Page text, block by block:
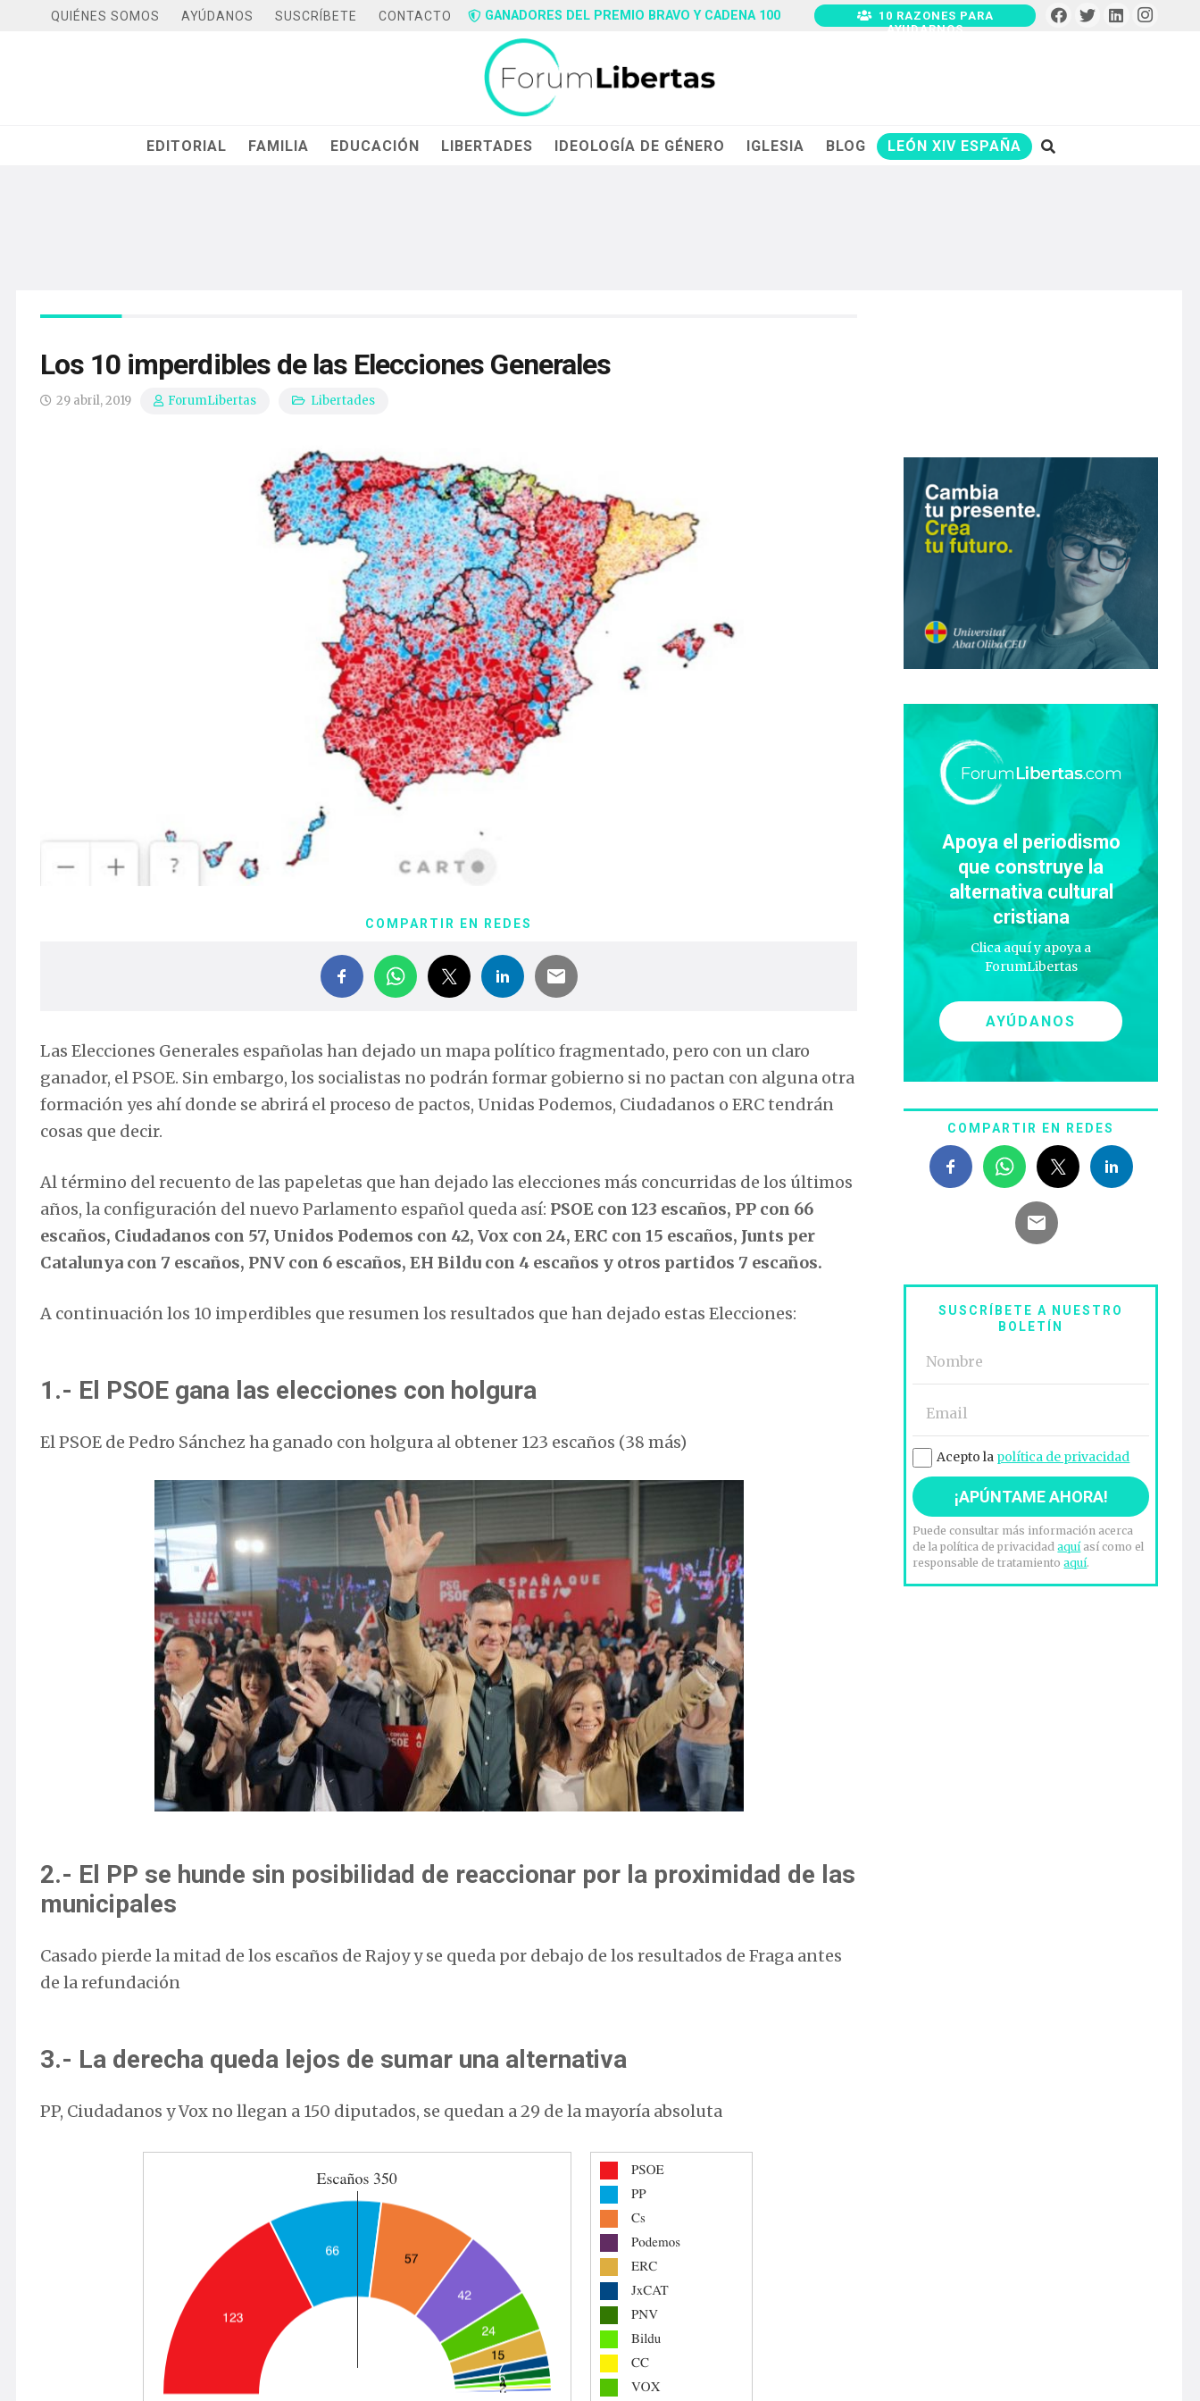
QUIÉNES SOMOS AYÚDANOS SUSCRÍBETE CONTACTO GANADORES DEL PREMIO BRAVO Y CADENA 100
10 RAZONES PARA
AYUDARNOS
EDITORIAL FAMILIA EDUCACIÓN LIBERTADES IDEOLOGÍA DE GÉNERO IGLESIA BLOG LEÓN XIV ESPAÑA
Los 10 imperdibles de las Elecciones Generales
29 abril, 2019 ForumLibertas Libertades
COMPARTIR EN REDES
Las Elecciones Generales españolas han dejado un mapa político fragmentado, pero con un claro
ganador, el PSOE. Sin embargo, los socialistas no podrán formar gobierno si no pactan con alguna otra
formación yes ahí donde se abrirá el proceso de pactos, Unidas Podemos, Ciudadanos o ERC tendrán
cosas que decir.
Al término del recuento de las papeletas que han dejado las elecciones más concurridas de los últimos
años, la configuración del nuevo Parlamento español queda así: PSOE con 123 escaños, PP con 66
escaños, Ciudadanos con 57, Unidos Podemos con 42, Vox con 24, ERC con 15 escaños, Junts per
Catalunya con 7 escaños, PNV con 6 escaños, EH Bildu con 4 escaños y otros partidos 7 escaños.
A continuación los 10 imperdibles que resumen los resultados que han dejado estas Elecciones:
1.- El PSOE gana las elecciones con holgura
El PSOE de Pedro Sánchez ha ganado con holgura al obtener 123 escaños (38 más)
2.- El PP se hunde sin posibilidad de reaccionar por la proximidad de las
municipales
Casado pierde la mitad de los escaños de Rajoy y se queda por debajo de los resultados de Fraga antes
de la refundación
3.- La derecha queda lejos de sumar una alternativa
PP, Ciudadanos y Vox no llegan a 150 diputados, se quedan a 29 de la mayoría absoluta
Apoya el periodismo
que construye la
alternativa cultural
cristiana
Clica aquí y apoya a
ForumLibertas
AYÚDANOS
COMPARTIR EN REDES
SUSCRÍBETE A NUESTRO
BOLETÍN
Acepto la política de privacidad
Puede consultar más información acerca
de la política de privacidadaquíasí como el
responsable de tratamientoaquí.